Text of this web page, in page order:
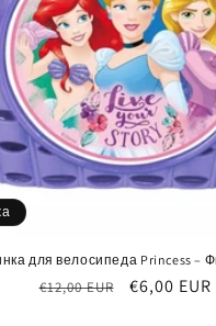
для велосипеда Princess –
Обычная
€12,00 EUR
Цена
€6,00 EUR